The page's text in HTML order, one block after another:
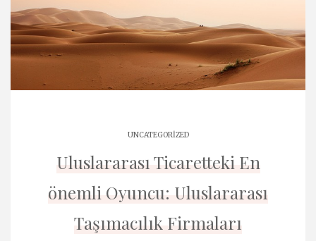
UNCATEGORIZED
Uluslararası Ticaretteki En
önemli Oyuncu: Uluslararası
Taşımacılık Firmaları